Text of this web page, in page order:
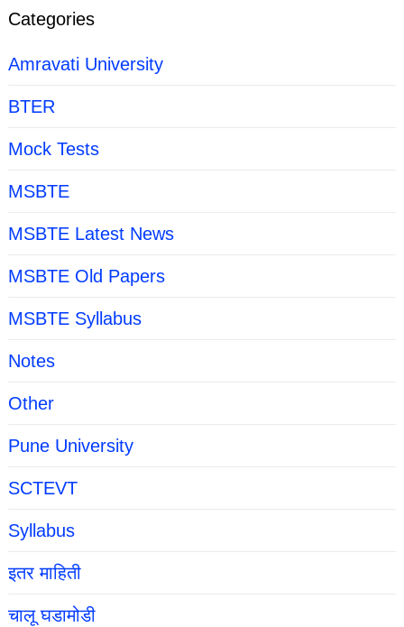
Categories
Amravati University
BTER
Mock Tests
MSBTE
MSBTE Latest News
MSBTE Old Papers
MSBTE Syllabus
Notes
Other
Pune University
SCTEVT
Syllabus
इतर माहिती
चालू घडामोडी